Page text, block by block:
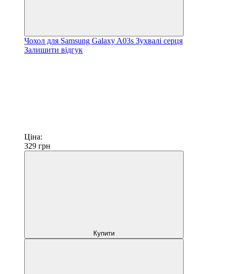
Чохол для Samsung Galaxy A03s Зухвалі серця
Залишити відгук
Ціна:
329 грн
Купити